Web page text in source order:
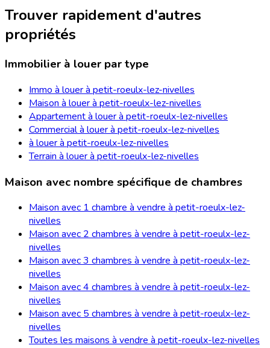
Trouver rapidement d'autres
propriétés
Immobilier à louer par type
Immo à louer à petit-roeulx-lez-nivelles
Maison à louer à petit-roeulx-lez-nivelles
Appartement à louer à petit-roeulx-lez-nivelles
Commercial à louer à petit-roeulx-lez-nivelles
à louer à petit-roeulx-lez-nivelles
Terrain à louer à petit-roeulx-lez-nivelles
Maison avec nombre spécifique de chambres
Maison avec 1 chambre à vendre à petit-roeulx-lez-
nivelles
Maison avec 2 chambres à vendre à petit-roeulx-lez-
nivelles
Maison avec 3 chambres à vendre à petit-roeulx-lez-
nivelles
Maison avec 4 chambres à vendre à petit-roeulx-lez-
nivelles
Maison avec 5 chambres à vendre à petit-roeulx-lez-
nivelles
Toutes les maisons à vendre à petit-roeulx-lez-nivelles